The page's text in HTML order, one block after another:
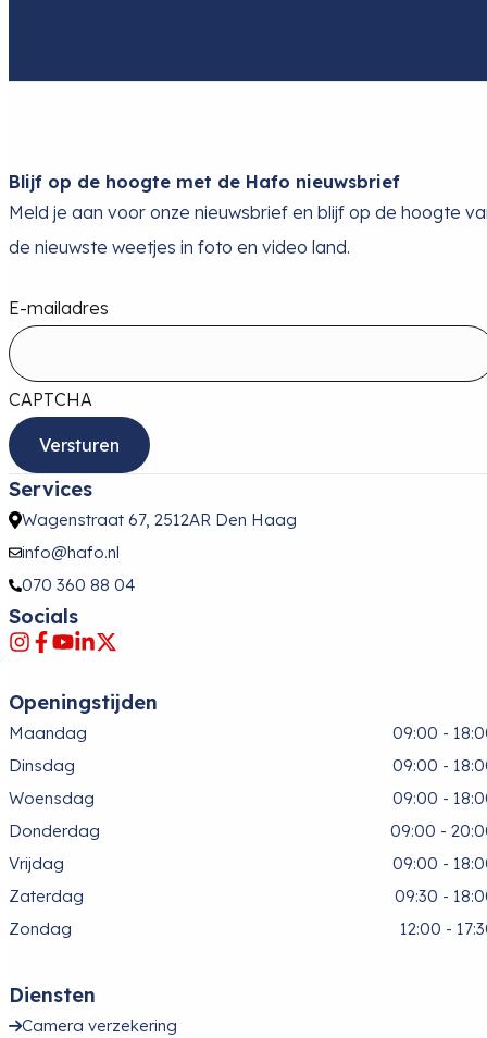
Blijf op de hoogte met de Hafo nieuwsbrief
Meld je aan voor onze nieuwsbrief en blijf op de hoogte
de nieuwste weetjes in foto en video land.
E-mailadres
CAPTCHA
Services
Wagenstraat 67, 2512AR Den Haag
info@hafo.nl
070 360 88 04
Socials
Openingstijden
Maandag
09:00 -
Dinsdag
09:00 -
Woensdag
09:00 -
Donderdag
09:00 -
Vrijdag
09:00 -
Zaterdag
09:30 -
Zondag
12:00 -
Diensten
Camera verzekering